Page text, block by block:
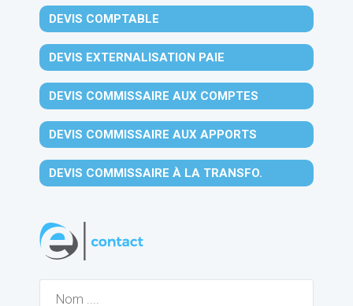
DEVIS COMPTABLE
DEVIS EXTERNALISATION PAIE
DEVIS COMMISSAIRE AUX COMPTES
DEVIS COMMISSAIRE AUX APPORTS
DEVIS COMMISSAIRE À LA TRANSFO.